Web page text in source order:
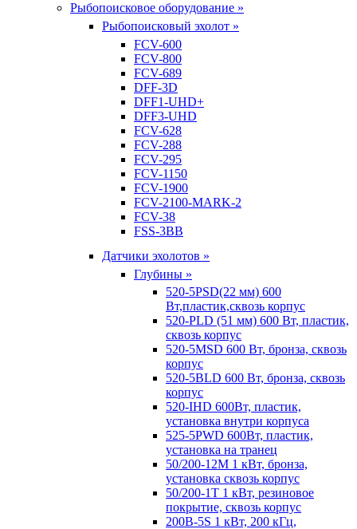
Рыбопоисковое оборудование »
Рыбопоисковый эхолот »
FCV-600
FCV-800
FCV-689
DFF-3D
DFF1-UHD+
DFF3-UHD
FCV-628
FCV-288
FCV-295
FCV-1150
FCV-1900
FCV-2100-MARK-2
FCV-38
FSS-3BB
Датчики эхолотов »
Глубины »
520-5PSD(22 мм) 600
Вт,пластик,сквозь корпус
520-PLD (51 мм) 600 Вт, пластик,
сквозь корпус
520-5MSD 600 Вт, бронза, сквозь
корпус
520-5BLD 600 Вт, бронза, сквозь
корпус
520-IHD 600Вт, пластик,
установка внутри корпуса
525-5PWD 600Вт, пластик,
установка на транец
50/200-12M 1 кВт, бронза,
установка сквозь корпус
50/200-1T 1 кВт, резиновое
покрытие, сквозь корпус
200B-5S 1 кВт, 200 кГц,